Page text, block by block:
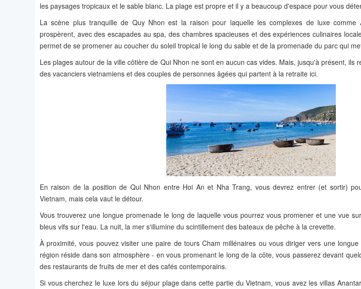
les paysages tropicaux et le sable blanc. La plage est propre et il y a beaucoup d'espace pour vous
La scène plus tranquille de Quy Nhon est la raison pour laquelle les complexes de luxe comme
prospèrent, avec des escapades au spa, des chambres spacieuses et des expériences culinaires
permet de se promener au coucher du soleil tropical le long du sable et de la promenade du parc qui
Les plages autour de la ville côtière de Qui Nhon ne sont en aucun cas vides. Mais, jusqu'à présent, ils
des vacanciers vietnamiens et des couples de personnes âgées qui partent à la retraite ici.
En raison de la position de Qui Nhon entre Hoi An et Nha Trang, vous devrez entrer (et sortir)
Vietnam, mais cela vaut le détour.
Vous trouverez une longue promenade le long de laquelle vous pourrez vous promener et une vue
bleus vifs sur l'eau. La nuit, la mer s'illumine du scintillement des bateaux de pêche à la crevette.
À proximité, vous pouvez visiter une paire de tours Cham millénaires ou vous diriger vers une
région réside dans son atmosphère - en vous promenant le long de la côte, vous passerez devant
des restaurants de fruits de mer et des cafés contemporains.
Si vous cherchez le luxe lors du séjour plage dans cette partie du Vietnam, vous avez les villas